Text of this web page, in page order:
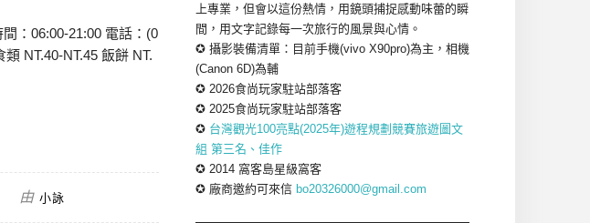
：06:00-21:00 電話：(0
NT.40-NT.45 飯餅 NT.
由 小詠
上專業，但會以這份熱情，用鏡頭捕捉感動味蕾的瞬
間，用文字記錄每一次旅行的風景與心情。
✪ 攝影裝備清單：目前手機(vivo X90pro)為主，相機
(Canon 6D)為輔
✪ 2026食尚玩家駐站部落客
✪ 2025食尚玩家駐站部落客
✪ 台灣觀光100亮點(2025年)遊程規劃競賽旅遊圖文
組 第三名、佳作
✪ 2014 窩客島星級窩客
✪ 廠商邀約可來信 bo20326000@gmail.com